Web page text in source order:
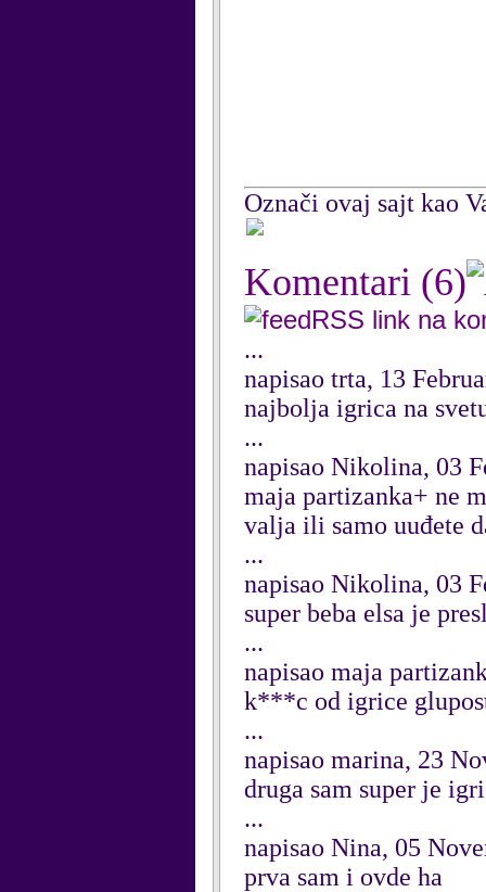
Označi ovaj sajt kao
Komentari (6)
RSS link na
...
napisao trta, 13
najbolja igrica na
...
napisao Nikolina, 03
maja partizanka+ ne
valja ili samo uuđete
...
napisao Nikolina, 03
super beba elsa je
...
napisao maja
k***c od igrice
...
napisao marina, 23
druga sam super je
...
napisao Nina, 05
prva sam i ovde ha